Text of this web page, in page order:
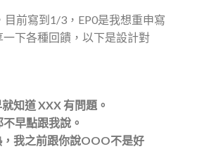
目前寫到1/3，EP0是我想重申寫
下各種回饋，以下是設計對
知道 XXX 有問題。
早點跟我說。
，我之前跟你說OOO不是好